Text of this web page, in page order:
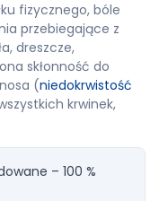
fizycznego, bóle
przebiegające z
dreszcze,
skłonność do
(niedokrwistość
krwinek,
– 100 %